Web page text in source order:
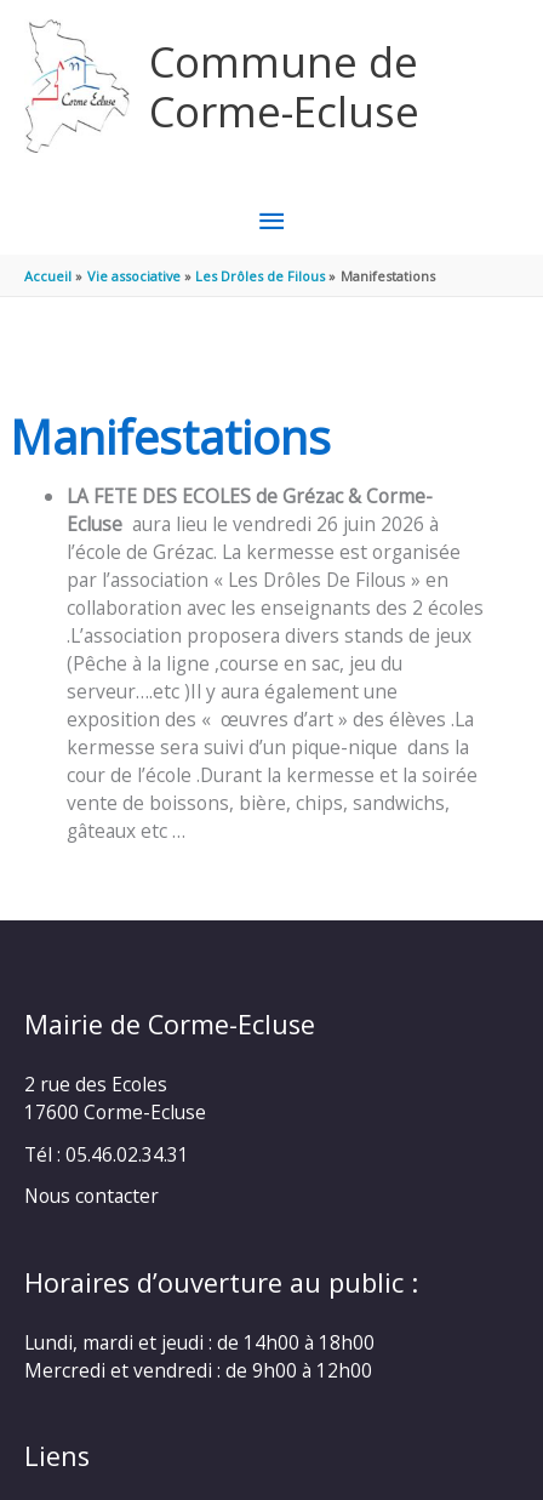
Commune de
Corme-Ecluse
MENU
PRINCIPAL
Accueil Vie associative Les Drôles de Filous Manifestations
Manifestations
LA FETE DES ECOLES de Grézac & Corme-
Ecluseaura lieu le vendredi 26 juin 2026 à
l’école de Grézac. La kermesse est organisée
par l’association « Les Drôles De Filous » en
collaboration avec les enseignants des 2 écoles
.L’association proposera divers stands de jeux
(Pêche à la ligne ,course en sac, jeu du
serveur….etc )Il y aura également une
exposition des « œuvres d’art » des élèves .La
kermesse sera suivi d’un pique-nique dans la
cour de l’école .Durant la kermesse et la soirée
vente de boissons, bière, chips, sandwichs,
gâteaux etc …
Mairie de Corme-Ecluse
2 rue des Ecoles
17600 Corme-Ecluse
Tél : 05.46.02.34.31
Nous contacter
Horaires d’ouverture au public :
Lundi, mardi et jeudi : de 14h00 à 18h00
Mercredi et vendredi : de 9h00 à 12h00
Liens